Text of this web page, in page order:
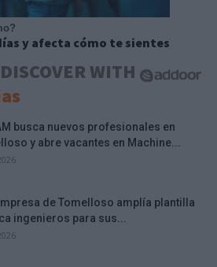
y afecta cómo te sientes
DISCOVER WITH
busca nuevos profesionales en
y abre vacantes en Machine...
de Tomelloso amplía plantilla
ingenieros para sus...